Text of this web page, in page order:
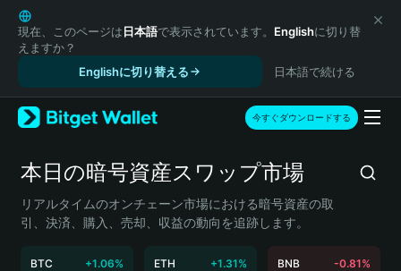
English
日本語
Tiếng Việt
Español (Latinoamérica)
Türkçe
Français
Deutsch
简体中文
繁體中文
Bahasa Indonesia
現在、このページは日本語で表示されています。 Englishに切り替
えますか？
Englishに切り替える
日本語で続ける
今すぐダウンロードする
本日の暗号資産スワップ市場
リアルタイムのオンチェーン市場における暗号資産の取
引、決済、購入、売却、収益の動向を追跡します。
BTC +1.06% ETH +1.31% BNB -0.81%